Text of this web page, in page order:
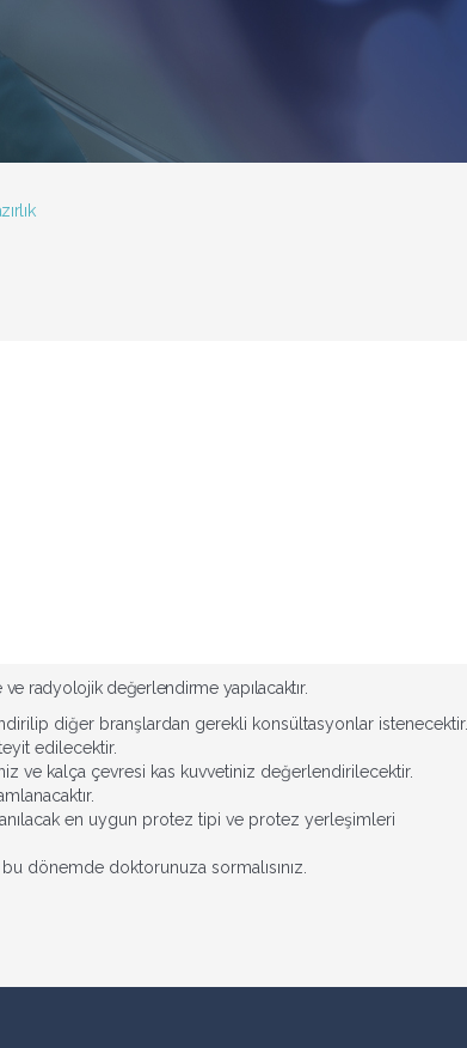
radyolojik değerlendirme yapılacaktır.
diğer branşlardan gerekli konsültasyonlar istenecektir.
edilecektir.
ve kalça çevresi kas kuvvetiniz değerlendirilecektir.
en uygun protez tipi ve protez yerleşimleri
dönemde doktorunuza sormalısınız.